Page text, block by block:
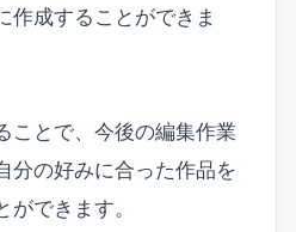
作成することができま
ことで、今後の編集作業
分の好みに合った作品を
できます。